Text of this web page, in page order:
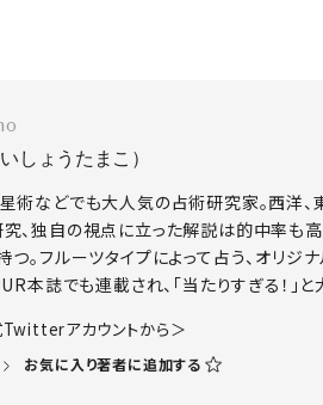
しょうたまこ）
術などでも大人気の占術研究家。西洋、
、独自の視点に立った解説は的中率も
つ。フルーツタイプによって占う、オリジ
本誌でも連載され、「当たりすぎる！」と
アカウントから＞
お気に入り著者に追加する